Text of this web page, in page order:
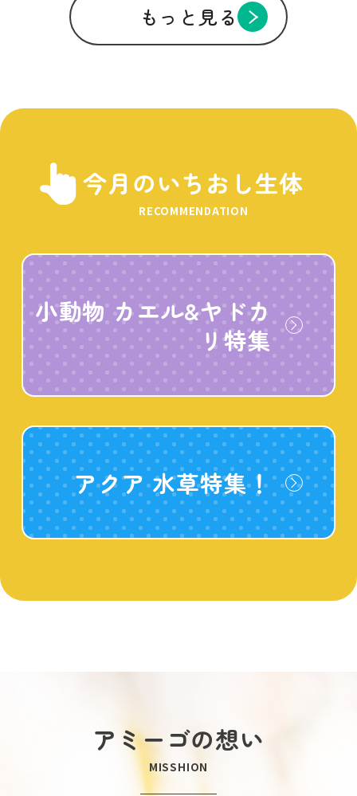
もっと見る
今月のいちおし生体
RECOMMENDATION
小動物 カエル&ヤドカ
リ特集
アクア 水草特集！
アミーゴの想い
MISSHION